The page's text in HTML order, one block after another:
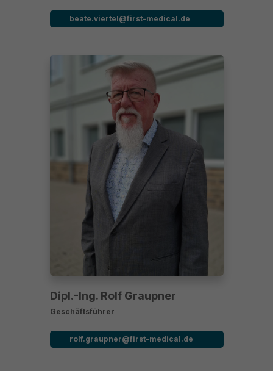
beate.viertel@first-medical.de
Dipl.-Ing. Rolf Graupner
Geschäftsführer
rolf.graupner@first-medical.de